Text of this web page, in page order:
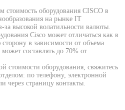
стоимость оборудования CISCO в
на рынке IT
за высокой волатильности валюты.
Cisco может отличаться как в
в зависимости от объема
составлять до 70% от
стоимости оборудования, свяжитесь
по телефону, электронной
через страницу контакты.